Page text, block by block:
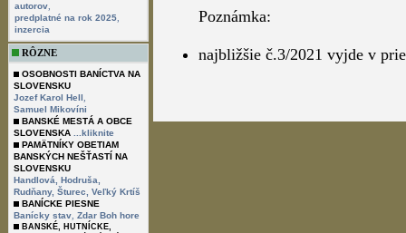
autorov
predplatné na rok 2025
inzercia
RÔZNE
OSOBNOSTI BANÍCTVA NA
SLOVENSKU
Jozef Karol Hell
Samuel Mikovíni
BANSKÉ MESTÁ A OBCE
SLOVENSKA
...kliknite
PAMÄTNÍKY OBETIAM
BANSKÝCH NEŠŤASTÍ NA
SLOVENSKU
Handlová,
Hodruša,
Rudňany, Šturec,
Veľký Krtíš
BANÍCKE PIESNE
Banícky stav Zdar Boh hore
BANSKÉ, HUTNÍCKE,
Poznámka:
najbližšie č.3/2021 vyjde v